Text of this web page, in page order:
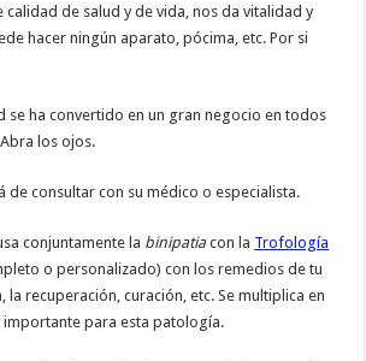
calidad de salud y de vida, nos da vitalidad y
hacer ningún aparato, pócima, etc. Por si
se ha convertido en un gran negocio en todos
los ojos.
de consultar con su médico o especialista.
conjuntamente la binipatiacon la Trofología
o personalizado) con los remedios de tu
la recuperación, curación, etc. Se multiplica en
importante para esta patología.